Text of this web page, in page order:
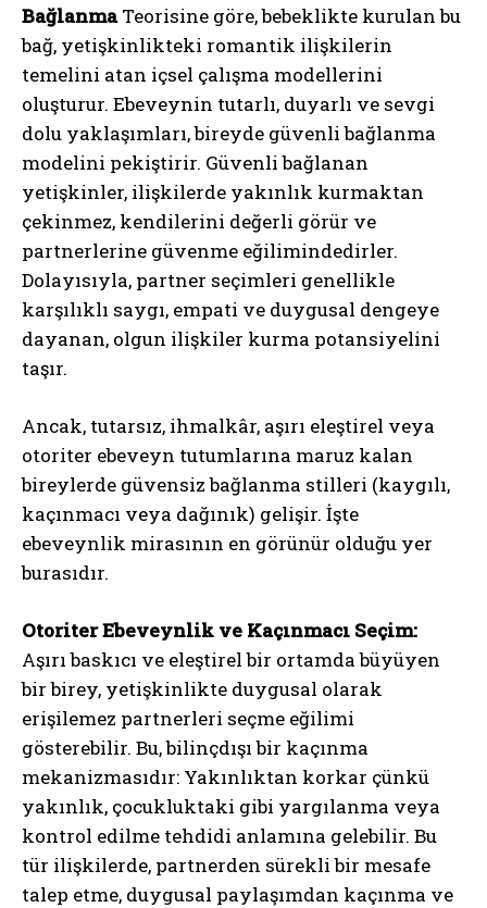
BağlanmaTeorisine göre, bebeklikte kurulan bu
bağ, yetişkinlikteki romantik ilişkilerin
temelini atan içsel çalışma modellerini
oluşturur. Ebeveynin tutarlı, duyarlı ve sevgi
dolu yaklaşımları, bireyde güvenli bağlanma
modelini pekiştirir. Güvenli bağlanan
yetişkinler, ilişkilerde yakınlık kurmaktan
çekinmez, kendilerini değerli görür ve
partnerlerine güvenme eğilimindedirler.
Dolayısıyla, partner seçimleri genellikle
karşılıklı saygı, empati ve duygusal dengeye
dayanan, olgun ilişkiler kurma potansiyelini
taşır.
Ancak, tutarsız, ihmalkâr, aşırı eleştirel veya
otoriter ebeveyn tutumlarına maruz kalan
bireylerde güvensiz bağlanma stilleri (kaygılı,
kaçınmacı veya dağınık) gelişir. İşte
ebeveynlik mirasının en görünür olduğu yer
burasıdır.
Otoriter Ebeveynlik ve Kaçınmacı Seçim:
Aşırı baskıcı ve eleştirel bir ortamda büyüyen
bir birey, yetişkinlikte duygusal olarak
erişilemez partnerleri seçme eğilimi
gösterebilir. Bu, bilinçdışı bir kaçınma
mekanizmasıdır: Yakınlıktan korkar çünkü
yakınlık, çocukluktaki gibi yargılanma veya
kontrol edilme tehdidi anlamına gelebilir. Bu
tür ilişkilerde, partnerden sürekli bir mesafe
talep etme, duygusal paylaşımdan kaçınma ve